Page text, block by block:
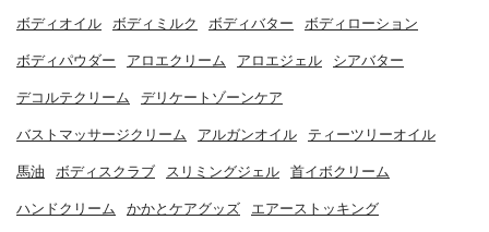
ボディオイル ボディミルク ボディバター ボディローション
ボディパウダー アロエクリーム アロエジェル シアバター
デコルテクリーム デリケートゾーンケア
バストマッサージクリーム アルガンオイル ティーツリーオイル
馬油 ボディスクラブ スリミングジェル 首イボクリーム
ハンドクリーム かかとケアグッズ エアーストッキング